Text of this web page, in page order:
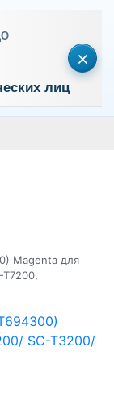
лиц
×
Magenta для
T7200,